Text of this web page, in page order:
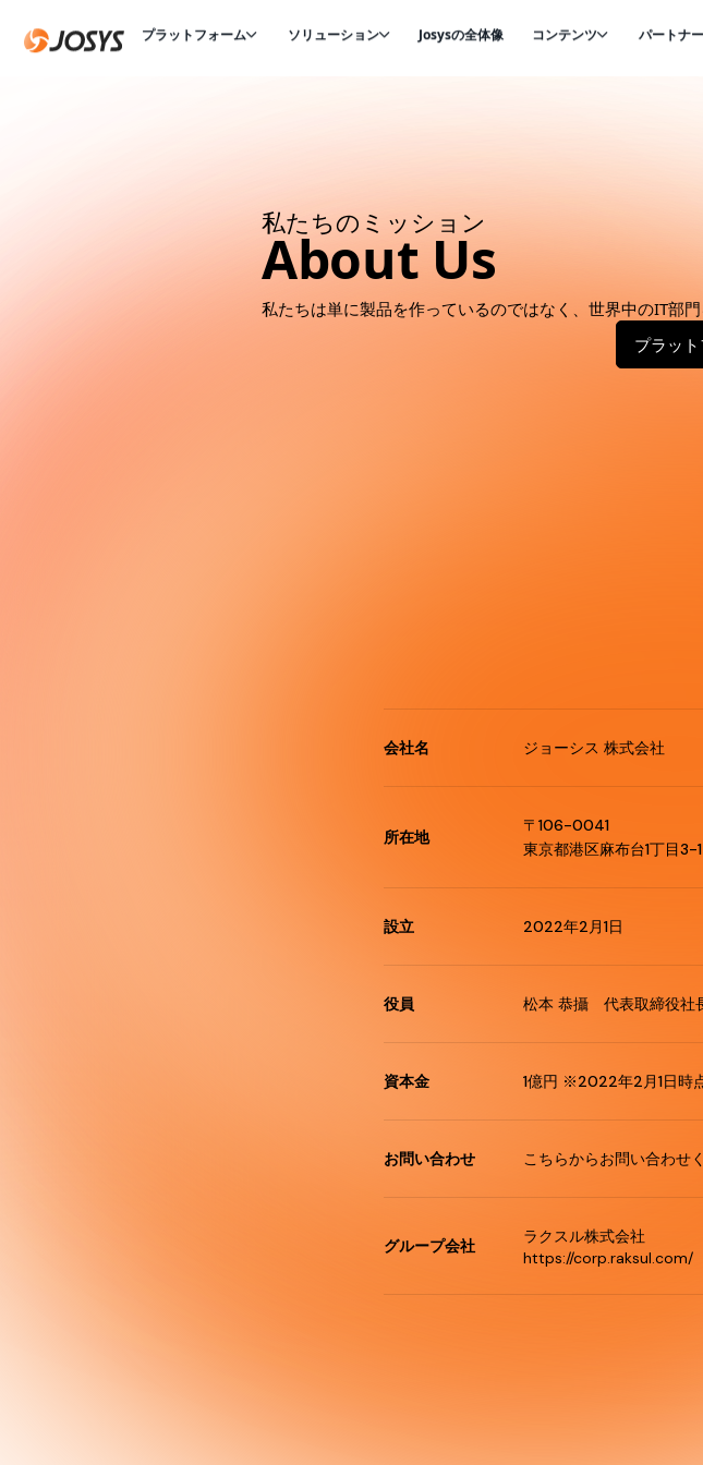
プラットフォーム ソリューション Josysの全体像 コンテンツ パートナー
私たちのミッション
About Us
私たちは単に製品を作っているのではなく、世界中のIT部
プラッ
プラッ
会社名 ジョーシス 株式会社
所在地
〒106-0041
東京都港区麻布台1丁目
設立 2022年2月1日
役員 松本 恭攝 代表取締役社
資本金 1億円 ※2022年2月1日時
お問い合わせ こちらからお問い合わせ
グループ会社
ラクスル株式会社
https://corp.raksul.com/